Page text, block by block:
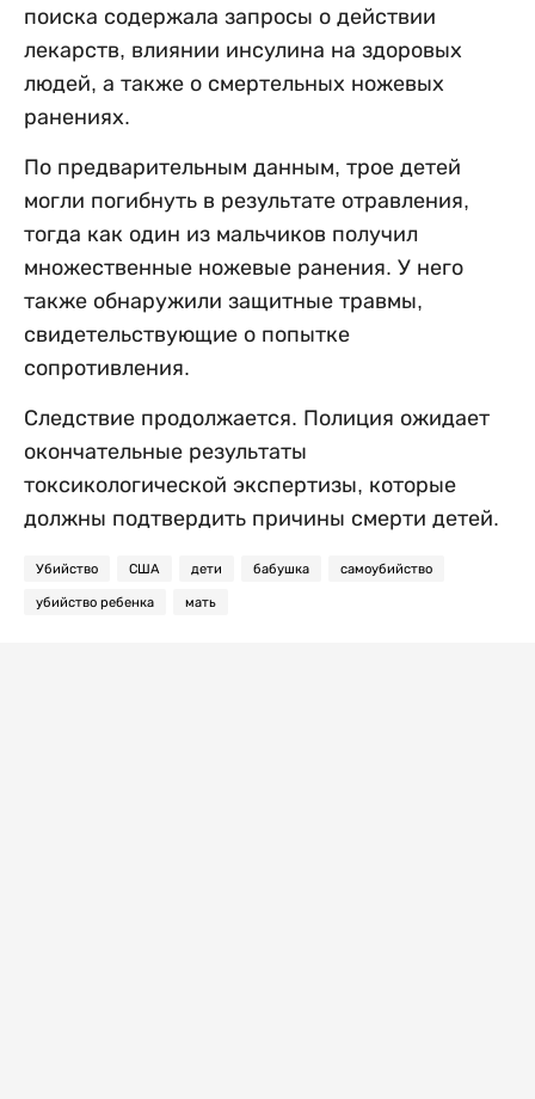
поиска содержала запросы о действии
лекарств, влиянии инсулина на здоровых
людей, а также о смертельных ножевых
ранениях.
По предварительным данным, трое детей
могли погибнуть в результате отравления,
тогда как один из мальчиков получил
множественные ножевые ранения. У него
также обнаружили защитные травмы,
свидетельствующие о попытке
сопротивления.
Следствие продолжается. Полиция ожидает
окончательные результаты
токсикологической экспертизы, которые
должны подтвердить причины смерти детей.
Убийство США дети бабушка самоубийство
убийство ребенка мать